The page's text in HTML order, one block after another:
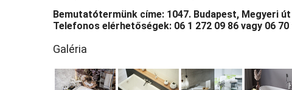
Bemutatótermünk címe: 1047. Budapest, Megyeri
Telefonos elérhetőségek: 06 1 272 09 86 vagy 06 70
Galéria